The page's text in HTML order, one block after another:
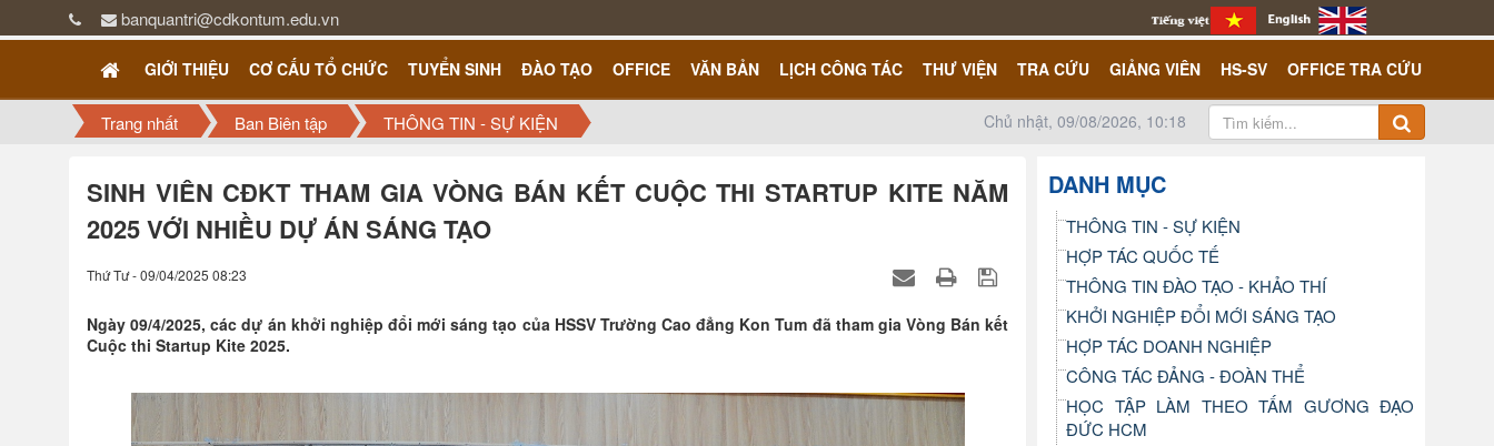
banquantri@cdkontum.edu.vn
GIỚI THIỆU CƠ CẤU TỔ CHỨC TUYỂN SINH ĐÀO TẠO OFFICE VĂN BẢN LỊCH CÔNG TÁC THƯ VIỆN TRA CỨU GIẢNG VIÊN HS-SV OFFICE TRA CỨU
Trang nhất Ban Biên tập THÔNG TIN - SỰ KIỆN Chủ nhật, 09/08/2026, 10:18
SINH VIÊN CĐKT THAM GIA VÒNG BÁN KẾT CUỘC THI STARTUP KITE NĂM
2025 VỚI NHIỀU DỰ ÁN SÁNG TẠO
Thứ Tư - 09/04/2025 08:23
Ngày 09/4/2025, các dự án khởi nghiệp đổi mới sáng tạo của HSSV Trường Cao đẳng Kon Tum đã tham gia Vòng Bán kết
Cuộc thi Startup Kite 2025.
DANH MỤC
THÔNG TIN - SỰ KIỆN
HỢP TÁC QUỐC TẾ
THÔNG TIN ĐÀO TẠO - KHẢO THÍ
KHỞI NGHIỆP ĐỔI MỚI SÁNG TẠO
HỢP TÁC DOANH NGHIỆP
CÔNG TÁC ĐẢNG - ĐOÀN THỂ
HỌC TẬP LÀM THEO TẤM GƯƠNG ĐẠO
ĐỨC HCM